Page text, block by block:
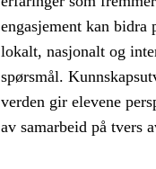
engasjement kan
lokalt, nasjonalt og
spørsmål.
verden gir elevene
av samarbeid på tvers